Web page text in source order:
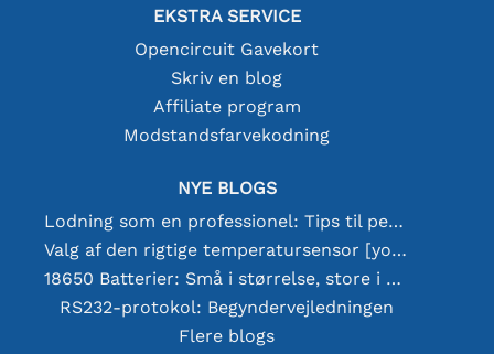
EKSTRA SERVICE
Opencircuit Gavekort
Skriv en blog
Affiliate program
Modstandsfarvekodning
NYE BLOGS
Lodning som en professionel: Tips til perfekte elektroniske forbindelser
Valg af den rigtige temperatursensor [youtube]
18650 Batterier: Små i størrelse, store i ydeevne
RS232-protokol: Begyndervejledningen
Flere blogs